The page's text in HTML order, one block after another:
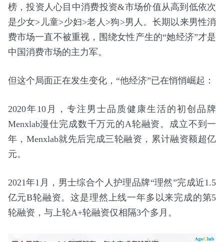
榜，投资人心目中消费投资&市场价值从高到低依次
是少女>儿童>少妇>老人>狗>男人。长期以来男性消
费市场一直不被重视，围绕女性产生的“她经济”才是
中国消费市场的主力军。
但这个局面正在发生变化，“他经济”已在悄悄崛起：
2020年10月，专注男士品质健康生活的初创品牌
Menxlab漫仕完成数千万元的A轮融资。成立不到一
年，Menxlab就先后完成三轮融资，累计融资额超亿
元。
2021年1月，男士综合个人护理品牌“理然”完成近1.5
亿元B轮融资。这是理然上线一年多以来完成的第5
轮融资，与上轮A+轮融资仅相隔3个多月。